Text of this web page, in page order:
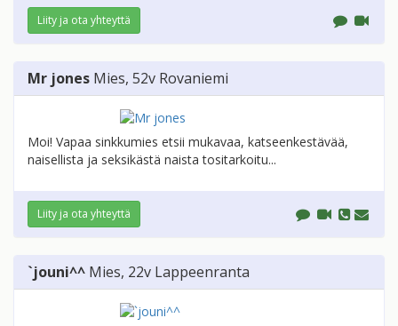
Liity ja ota yhteyttä
Mr jones Mies, 52v Rovaniemi
Moi! Vapaa sinkkumies etsii mukavaa, katseenkestävää,
naisellista ja seksikästä naista tositarkoitu...
Liity ja ota yhteyttä
`jouni^^ Mies, 22v Lappeenranta